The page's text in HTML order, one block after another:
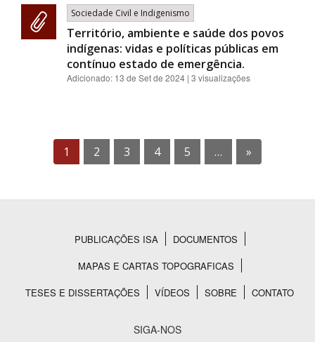
Sociedade Civil e Indigenismo
Território, ambiente e saúde dos povos
indígenas: vidas e políticas públicas em
contínuo estado de emergência.
Adicionado: 13 de Set de 2024 | 3 visualizações
1 2 3 4 5 … »
Rodapé
PUBLICAÇÕES ISA
DOCUMENTOS
MAPAS E CARTAS TOPOGRAFICAS
TESES E DISSERTAÇÕES
VÍDEOS SOBRE CONTATO
SIGA-NOS